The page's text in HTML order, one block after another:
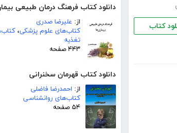
دانلود کتاب فرهنگ درمان طبیعی
از: علیرضا صدری
کتاب‌های علوم پزشکی،
تغذیه
۴۴۳ صفحه
دانلود کتاب قهرمان سخنرانی
از: احمدرضا فاضلی
کتاب‌های روانشناسی
۵۴ صفحه
کتاب